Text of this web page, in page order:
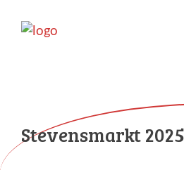
Stevensmarkt 2025